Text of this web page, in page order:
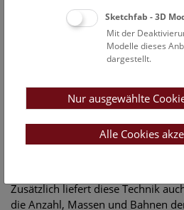
Zusätzlich liefert diese Technik
die Anzahl, Massen und Bahnen
Sketchfab - 3D
Mit der
Modelle dieses
dargestellt.
Nur ausgewählte
Alle Cookies